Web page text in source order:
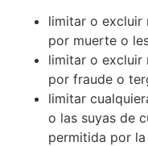
limitar o excluir
por muerte o
limitar o excluir
por fraude o
limitar
o las suyas de
permitida por